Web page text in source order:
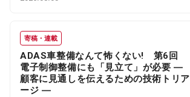
寄稿・連載
ADAS車整備なんて怖くない! 第6回
電子制御整備にも「見立て」が必要 ―
顧客に見通しを伝えるための技術トリア
ージ ―